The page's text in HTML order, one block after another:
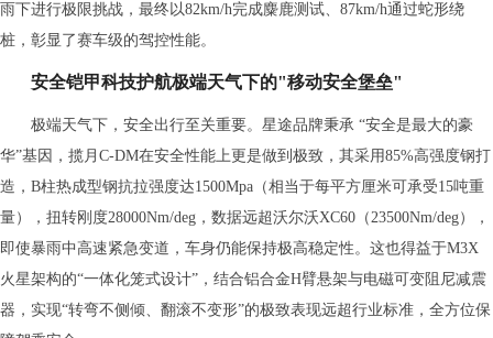
雨下进行极限挑战，最终以82km/h完成麋鹿测试、87km/h通过蛇形绕
桩，彰显了赛车级的驾控性能。
安全铠甲科技护航极端天气下的"移动安全堡垒"
极端天气下，安全出行至关重要。星途品牌秉承 “安全是最大的豪
华”基因，揽月C-DM在安全性能上更是做到极致，其采用85%高强度钢打
造，B柱热成型钢抗拉强度达1500Mpa（相当于每平方厘米可承受15吨重
量），扭转刚度28000Nm/deg，数据远超沃尔沃XC60（23500Nm/deg），
即使暴雨中高速紧急变道，车身仍能保持极高稳定性。这也得益于M3X
火星架构的“一体化笼式设计”，结合铝合金H臂悬架与电磁可变阻尼减震
器，实现“转弯不侧倾、翻滚不变形”的极致表现远超行业标准，全方位保